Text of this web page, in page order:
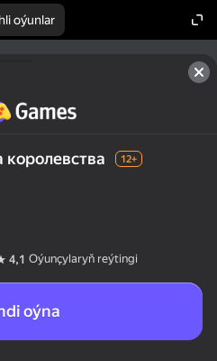
oýunlar
12+
4,1 Oýunçylaryň reýtingi
oýna